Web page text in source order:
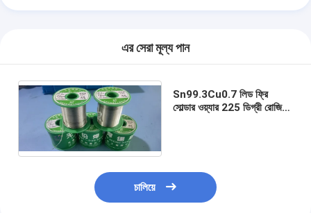
এর সেরা মূল্য পান
Sn99.3Cu0.7 লিড ফ্রি
সোল্ডার ওয়্যার 225 ডিগ্রী রোজিন
চালিয়ে